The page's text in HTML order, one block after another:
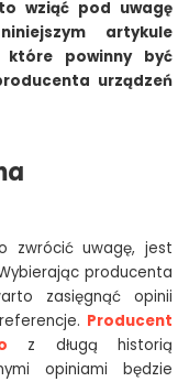
wziąć pod uwagę
artykule
które powinny być
urządzeń
zwrócić uwagę, jest
producenta
zasięgnąć opinii
Producent
z długą historią
opiniami będzie